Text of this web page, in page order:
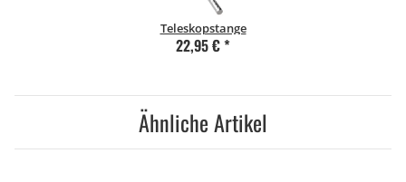
Teleskopstange
22,95 €*
Ähnliche Artikel